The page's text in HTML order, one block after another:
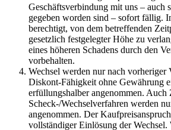
Geschäftsverbindung mit uns – auch
gegeben worden sind – sofort fällig.
berechtigt, von dem betreffenden
gesetzlich festgelegter Höhe zu
eines höheren Schadens durch den
vorbehalten.
Wechsel werden nur nach vorheriger
Diskont-Fähigkeit ohne Gewährung
erfüllungshalber angenommen. Auch
Scheck-/Wechselverfahren werden
angenommen. Der
vollständiger Einlösung der Wechsel.